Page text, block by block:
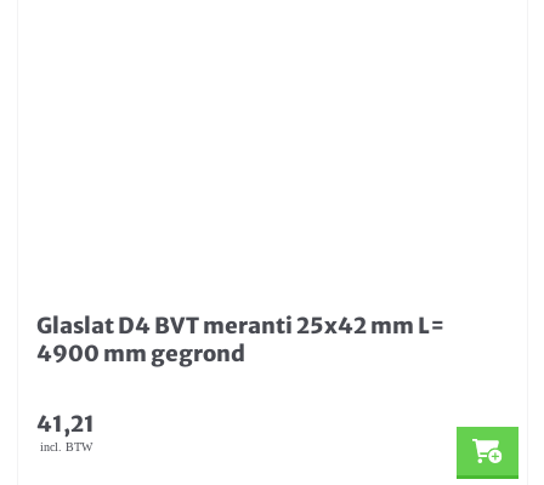
Glaslat D4 BVT meranti 25x42 mm L=
4900 mm gegrond
41,21
incl. BTW